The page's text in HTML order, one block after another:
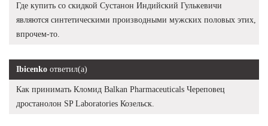
Где купить со скидкой Сустанон Индийский Гулькевичи
являются синтетическими производными мужских половых этих,
впрочем-то.
Ibicenko ответил(а)
Как принимать Кломид Balkan Pharmaceuticals Череповец
дростанолон SP Laboratories Козельск.